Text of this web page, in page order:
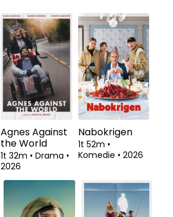
Agnes Against
the World
1t 32m • Drama •
2026
Nabokrigen
1t 52m •
Komedie • 2026